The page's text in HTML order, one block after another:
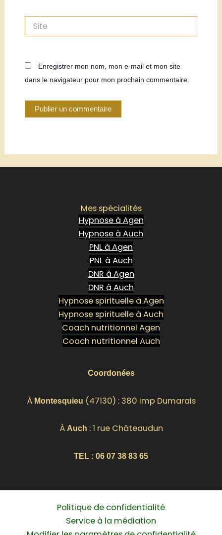
Enregistrer mon nom, mon e-mail et mon site
dans le navigateur pour mon prochain commentaire.
Mes spécialités
Hypnose à Agen
Hypnose à Auch
PNL à Agen
PNL à Auch
DNR à Agen
DNR à Auch
Hypnose spirituelle à Agen
Hypnose spirituelle à Auch
Coach nutritionnel Agen
Coach nutritionnel Auch
Coordonées
À Montesquieu (47130) : 380 imp Dumarais
À Auch : 1 rue Châteaudun
TEL : 06 07 38 83 65
Politique de confidentialité
Service à la médiation